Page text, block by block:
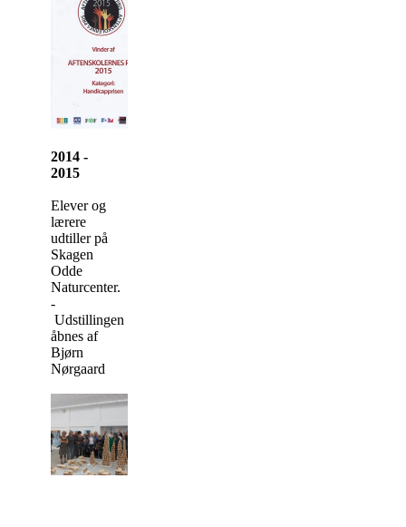
2014 -
2015
Elever og
lærere
udtiller på
Skagen
Odde
Naturcenter.
-
Udstillingen
åbnes af
Bjørn
Nørgaard